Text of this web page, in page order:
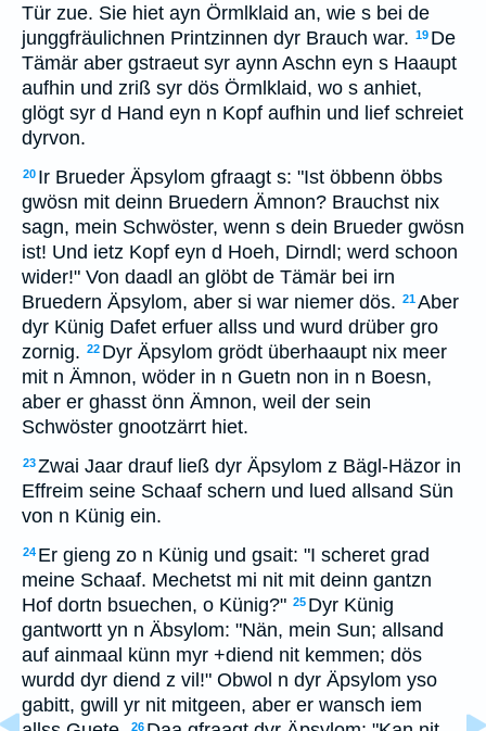
Tür zue. Sie hiet ayn Örmlklaid an, wie s bei de
junggfräulichnen Printzinnen dyr Brauch war. 19 De
Tämär aber gstraeut syr aynn Aschn eyn s Haaupt
aufhin und zriß syr dös Örmlklaid, wo s anhiet,
glögt syr d Hand eyn n Kopf aufhin und lief schreiet
dyrvon.
20 Ir Brueder Äpsylom gfraagt s: "Ist öbbenn öbbs
gwösn mit deinn Bruedern Ämnon? Brauchst nix
sagn, mein Schwöster, wenn s dein Brueder gwösn
ist! Und ietz Kopf eyn d Hoeh, Dirndl; werd schoon
wider!" Von daadl an glöbt de Tämär bei irn
Bruedern Äpsylom, aber si war niemer dös. 21Aber
dyr Künig Dafet erfuer allss und wurd drüber gro
zornig. 22 Dyr Äpsylom grödt überhaaupt nix meer
mit n Ämnon, wöder in n Guetn non in n Boesn,
aber er ghasst önn Ämnon, weil der sein
Schwöster gnootzärrt hiet.
23Zwai Jaar drauf ließ dyr Äpsylom z Bägl-Häzor in
Effreim seine Schaaf schern und lued allsand Sün
von n Künig ein.
24 Er gieng zo n Künig und gsait: "I scheret grad
meine Schaaf. Mechetst mi nit mit deinn gantzn
Hof dortn bsuechen, o Künig?" 25 Dyr Künig
gantwortt yn n Äbsylom: "Nän, mein Sun; allsand
auf ainmaal künn myr +diend nit kemmen; dös
wurdd dyr diend z vil!" Obwol n dyr Äpsylom yso
gabitt, gwill yr nit mitgeen, aber er wansch iem
26